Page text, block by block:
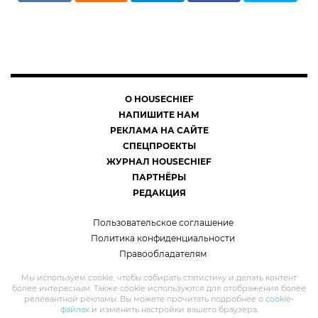
О HOUSECHIEF
НАПИШИТЕ НАМ
РЕКЛАМА НА САЙТЕ
СПЕЦПРОЕКТЫ
ЖУРНАЛ HOUSECHIEF
ПАРТНЁРЫ
РЕДАКЦИЯ
Пользовательское соглашение
Политика конфиденциальности
Правообладателям
Мы используем cookie, чтобы собирать статистику и делать контент
более интересным. Также cookie используются для отображения более
релевантной рекламы. Вы можете прочитать подробнее о cookie-
файлахи изменить настройки вашего браузера.